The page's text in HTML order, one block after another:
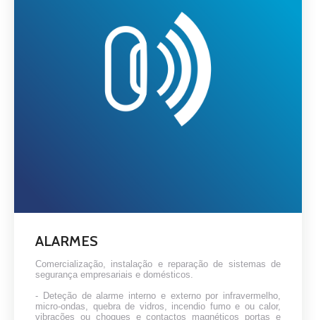
ALARMES
Comercialização, instalação e reparação de sistemas de
segurança empresariais e domésticos.
- Deteção de alarme interno e externo por infravermelho,
micro-ondas, quebra de vidros, incendio fumo e ou calor,
vibrações ou choques e contactos magnéticos portas e